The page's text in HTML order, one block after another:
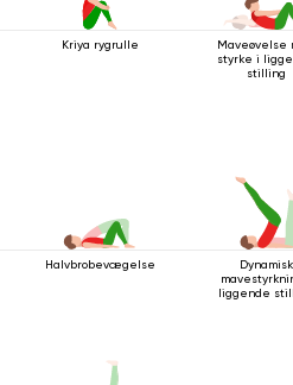
Kriya rygrulle
Maveøvelse
styrke i
stilling
Halvbrobevægelse
Dynamisk
liggende